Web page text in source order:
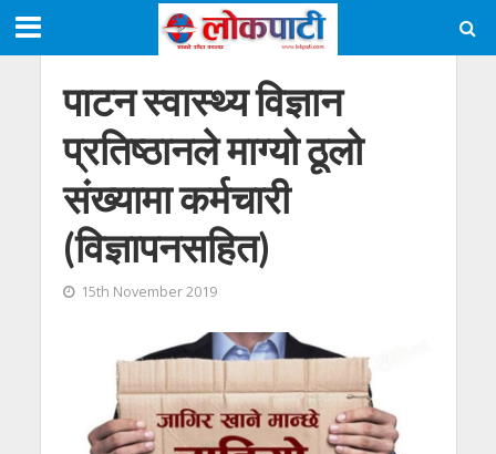
पाटन स्वास्थ्य विज्ञान
प्रतिष्ठानले माग्यो ठूलो
संख्यामा कर्मचारी
(विज्ञापनसहित)
15th November 2019